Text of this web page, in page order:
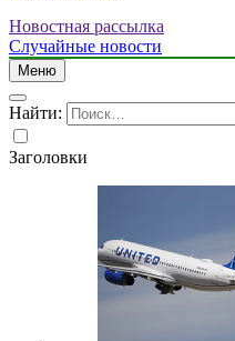
Новостная рассылка
Случайные новости
Меню
Найти:
Заголовки